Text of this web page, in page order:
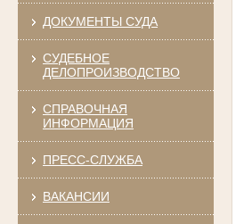
ДОКУМЕНТЫ СУДА
СУДЕБНОЕ
ДЕЛОПРОИЗВОДСТВО
СПРАВОЧНАЯ
ИНФОРМАЦИЯ
ПРЕСС-СЛУЖБА
ВАКАНСИИ